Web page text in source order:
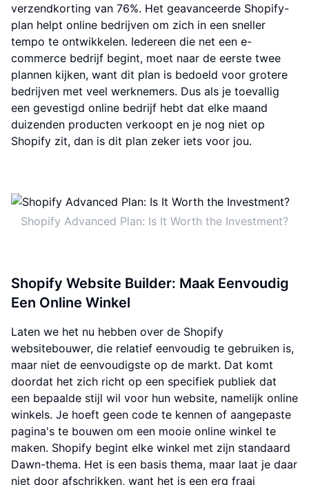
verzendkorting van 76%. Het geavanceerde Shopify-
plan helpt online bedrijven om zich in een sneller
tempo te ontwikkelen. Iedereen die net een e-
commerce bedrijf begint, moet naar de eerste twee
plannen kijken, want dit plan is bedoeld voor grotere
bedrijven met veel werknemers. Dus als je toevallig
een gevestigd online bedrijf hebt dat elke maand
duizenden producten verkoopt en je nog niet op
Shopify zit, dan is dit plan zeker iets voor jou.
Shopify Advanced Plan: Is It Worth the Investment?
Shopify Website Builder: Maak Eenvoudig
Een Online Winkel
Laten we het nu hebben over de Shopify
websitebouwer, die relatief eenvoudig te gebruiken is,
maar niet de eenvoudigste op de markt. Dat komt
doordat het zich richt op een specifiek publiek dat
een bepaalde stijl wil voor hun website, namelijk online
winkels. Je hoeft geen code te kennen of aangepaste
pagina's te bouwen om een mooie online winkel te
maken. Shopify begint elke winkel met zijn standaard
Dawn-thema. Het is een basis thema, maar laat je daar
niet door afschrikken, want het is een erg fraai